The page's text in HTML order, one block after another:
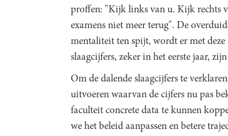
proffen: "Kijk links van u. Kijk rechts
examens niet meer terug". De
mentaliteit ten spijt, wordt er met deze
slaagcijfers, zeker in het eerste jaar,
Om de dalende slaagcijfers te
uitvoeren waarvan de cijfers nu pas
faculteit concrete data te kunnen
we het beleid aanpassen en betere